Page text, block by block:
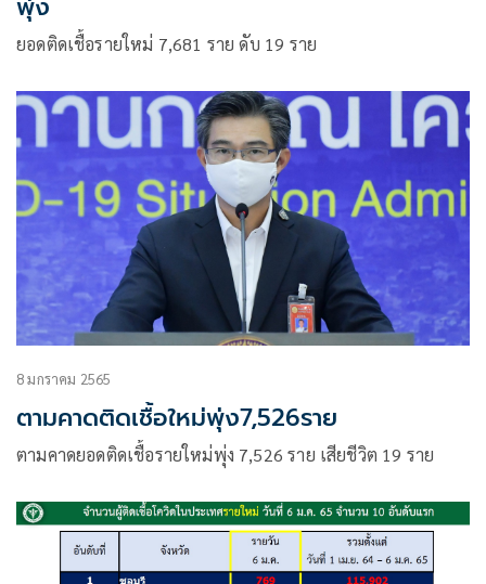
ยอดติดเชื้อรายใหม่ 7,681 ราย ดับ 19 ราย
8 มกราคม 2565
ตามคาดติดเชื้อใหม่พุ่ง7,526ราย
ตามคาดยอดติดเชื้อรายใหม่พุ่ง 7,526 ราย เสียชีวิต 19 ราย